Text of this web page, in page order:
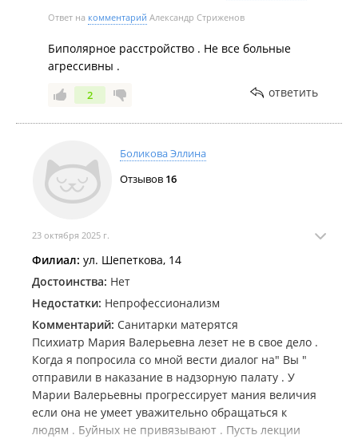
Ладно она только запугивала и угрожала . И тд.
Она била другую больную !
Ответ на комментарий Александр Стриженов
Биполярное расстройство . Не все больные
агрессивны .
2 ответить
Боликова Эллина
Отзывов 16
23 октября 2025 г.
Филиал: ул. Шепеткова, 14
Достоинства: Нет
Недостатки: Непрофессионализм
Комментарий: Санитарки матерятся
Психиатр Мария Валерьевна лезет не в свое дело .
Когда я попросила со мной вести диалог на" Вы "
отправили в наказание в надзорную палату . У
Марии Валерьевны прогрессирует мания величия
если она не умеет уважительно обращаться к
людям . Буйных не привязывают . Пусть лекции